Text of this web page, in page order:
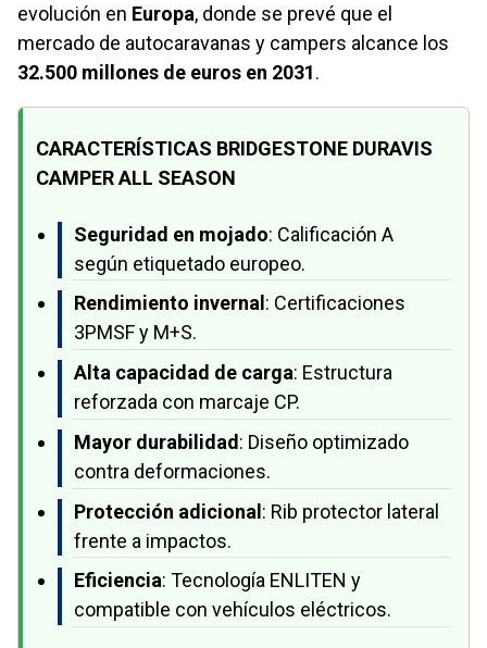
evolución en Europa, donde se prevé que el
mercado de autocaravanas y campers alcance los
32.500 millones de euros en 2031.
CARACTERÍSTICAS BRIDGESTONE DURAVIS
CAMPER ALL SEASON
Seguridad en mojado: Calificación A
según etiquetado europeo.
Rendimiento invernal : Certificaciones
3PMSF y M+S.
Alta capacidad de carga: Estructura
reforzada con marcaje CP.
Mayor durabilidad : Diseño optimizado
contra deformaciones.
Protección adicional: Rib protector lateral
frente a impactos.
Eficiencia: Tecnología ENLITEN y
compatible con vehículos eléctricos.